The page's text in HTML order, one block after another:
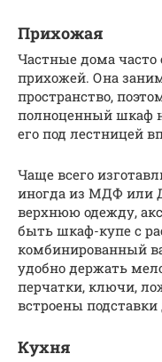
Прихожая
Частные дома часто
прихожей. Она
пространство,
полноценный шкаф
его под лестницей
Чаще всего
иногда из МДФ или
верхнюю одежду,
быть шкаф-купе с
комбинированный
удобно держать
перчатки, ключи,
встроены подставки
Кухня